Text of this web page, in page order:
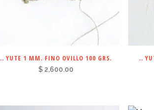
.. YUTE 1 MM. FINO OVILLO 100 GRS.
$2,600.00
..